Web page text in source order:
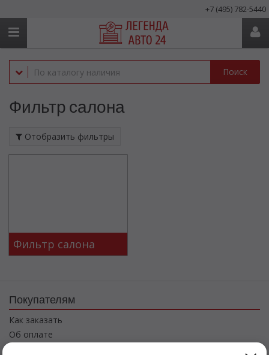
+7 (495) 782-5440
Поиск
Фильтр салона
Отобразить фильтры
Фильтр салона
Покупателям
Как заказать
Об оплате